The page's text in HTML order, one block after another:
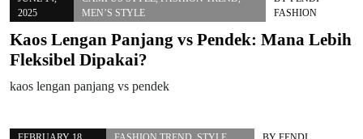
2025
MEN’S STYLE
FASHION
Kaos Lengan Panjang vs Pendek: Mana Lebih
Fleksibel Dipakai?
kaos lengan panjang vs pendek